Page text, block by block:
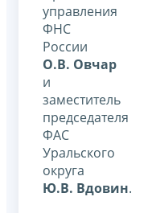
управления
ФНС
России
О.В. Овчар
и
заместитель
председателя
ФАС
Уральского
округа
Ю.В. Вдовин.